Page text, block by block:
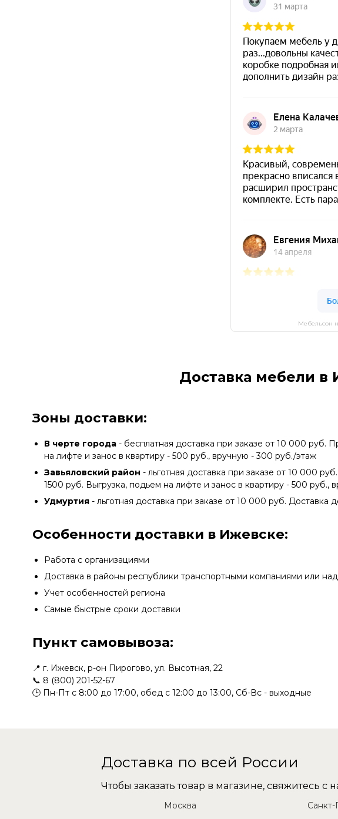
Мебельсон
Доставка мебели в
Зоны доставки:
В черте города - бесплатная доставка при заказе от 10 000 руб.
на лифте и занос в квартиру - 500 руб., вручную - 300 руб./этаж
Завьяловский район - льготная доставка при заказе от 10 000
1500 руб. Выгрузка, подьем на лифте и занос в квартиру - 500 руб.,
Удмуртия - льготная доставка при заказе от 10 000 руб. Доставка
Особенности доставки в Ижевске:
Работа с организациями
Доставка в районы республики транспортными компаниями или
Учет особенностей региона
Самые быстрые сроки доставки
Пункт самовывоза:
📍 г. Ижевск, р-он Пирогово, ул. Высотная, 22
📞 8 (800) 201-52-67
🕒 Пн-Пт с 8:00 до 17:00, обед с 12:00 до 13:00, Сб-Вс - выходные
Доставка по всей России
Чтобы заказать товар в магазине, свяжитесь
Москва